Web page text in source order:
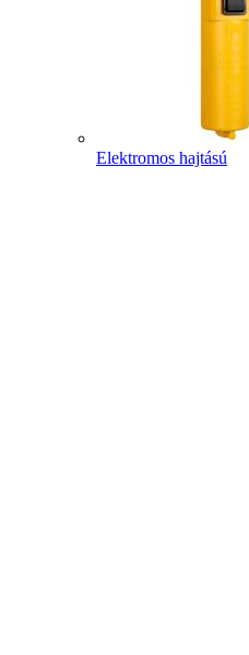
Elektromos hajtású